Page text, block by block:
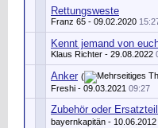
Rettungsweste
Franz 65 - 09.02.2020
Kennt jemand von
Klaus Richter - 29.08.2022
Anker (
Freshi - 09.03.2021 09:27
Zubehör oder
bayernkapitän - 10.06.2012